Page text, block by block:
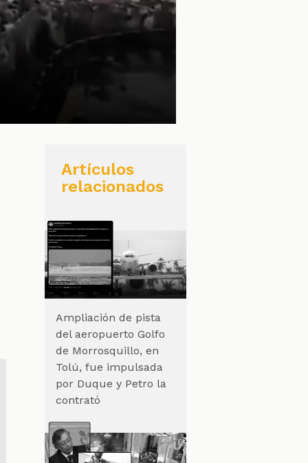
Artículos
relacionados
Ampliación de pista
del aeropuerto Golfo
de Morrosquillo, en
Tolú, fue impulsada
por Duque y Petro la
contrató